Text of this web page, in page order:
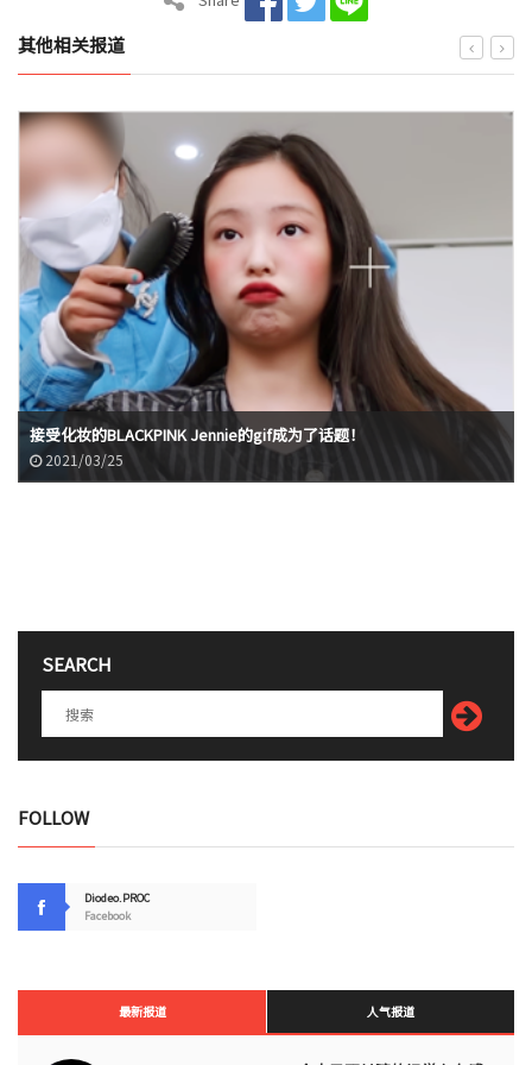
其他相关报道
接受化妆的BLACKPINK Jennie的gif成为了话题！
2021/03/25
SEARCH
FOLLOW
Diodeo.PROC
Facebook
最新报道 人气报道